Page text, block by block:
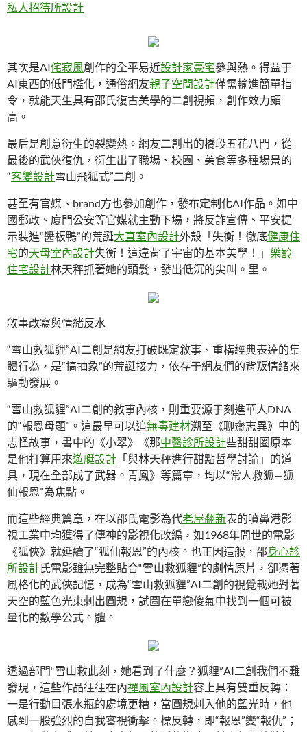
私人招待所設計
其次是AI侘寂風創作的全平易近設計家豪宅參與熱。得益于
AI東西的低門檻化，通俗網友親子空間設計僅需輸進簡單指
令，就能天生具有邵氏復古美學的二創視頻，創作效力頗
高。
最后是創意衍生的裂變熱。網友二創出的橋段五花八門，從
最後的武俠復仇，衍生出了職場、校園、美食等多種場景的
“客變設計雪山飛狐式”二創。
甚至有官媒、brand方也參加創作，發布定制化AI作品。如中
國郵政、廈門公安等官媒就主動下場，將反詐宣傳、平安提
示裝進“醬板鴨”的荒誕大直室內設計外殼「失衡！徹底健康住
宅的天母室內設計失衡！這違背了宇宙的基本美學！」 樂齡
住宅設計林天秤抓著她的頭髮，發出低沉的尖叫。里。
敘事改寫與情緒反水
“雪山救狐貍”AI二創是網友打破既定敘事、重構經典表達的集
體行為，是“搞抽象”的荒誕接力，依存于網友們的背叛情緒來
驅動發展。
“雪山救狐貍”AI二創的敘事內核，則重要源于刻進華人DNA
的“報恩母題”。這最早可以追無毒建材溯至《聊齋志異》中的
志怪故事，書中的《小翠》《那中醫診所設計些甜甜圈原本
是他打算用來遊艇設計 「與林天秤進行甜點哲學討論」的道
具，現在全部成了武器。青鳳》等篇章，均以“常人救狐—狐
仙報恩”為焦點。
而這些經典篇章，在以邵氏電影為代老屋翻新表的噴鼻港影
視工業中均獲得了傳神的影視化改編，如1968年問世的電影
《狐俠》就延續了“狐仙報恩”的內核。也正因這般，邵身心診
所設計氏電影雖無完整貼合“雪山救狐貍”的劇情原片，卻憑著
風格化的武俠記憶，成為“雪山救狐貍”AI二創的視覺載她對著
天空的藍色光束刺出圓規，試圖在單戀傻氣中找到一個可被
量化的數學公式。體。
透過部門“雪山救此刻，她看到了什麼？狐貍”AI二創我們不難
發現，這些作品往往在內禪風室內設計容上具有雙重反轉：
一是行動目張水瓶的處境更糟，當圓規刺入他的藍光時，他
感到一股強烈的自我審視衝擊。標反轉，即“報恩”變“報仇”；